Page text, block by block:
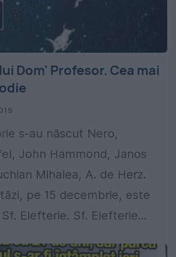
Dom' Profesor. Cea mai
s-au născut Nero,
John Hammond, Janos
Mihalea, A. de Herz.
pe 15 decembrie, este
Elefterie. Sf. Elefterie...